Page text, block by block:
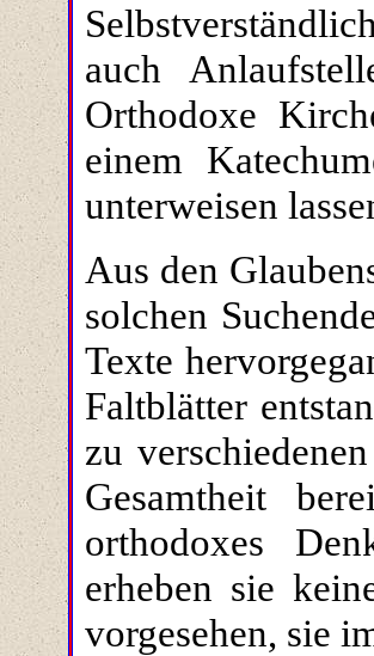
auch
Orthodoxe
einem
unterweisen
Aus den
solchen
Texte
Faltblätter
zu
Gesamtheit
orthodoxes
erheben sie
vorgesehen, sie